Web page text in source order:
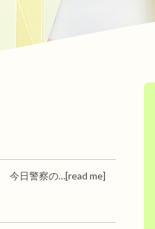
今日警察の…[read me]